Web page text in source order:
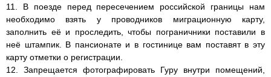
11. В поезде перед пересечением российской границы нам
необходимо взять у проводников миграционную карту,
заполнить её и проследить, чтобы пограничники поставили в
неё штампик. В пансионате и в гостинице вам поставят в эту
карту отметки о регистрации.
12. Запрещается фотографировать Гуру внутри помещений,